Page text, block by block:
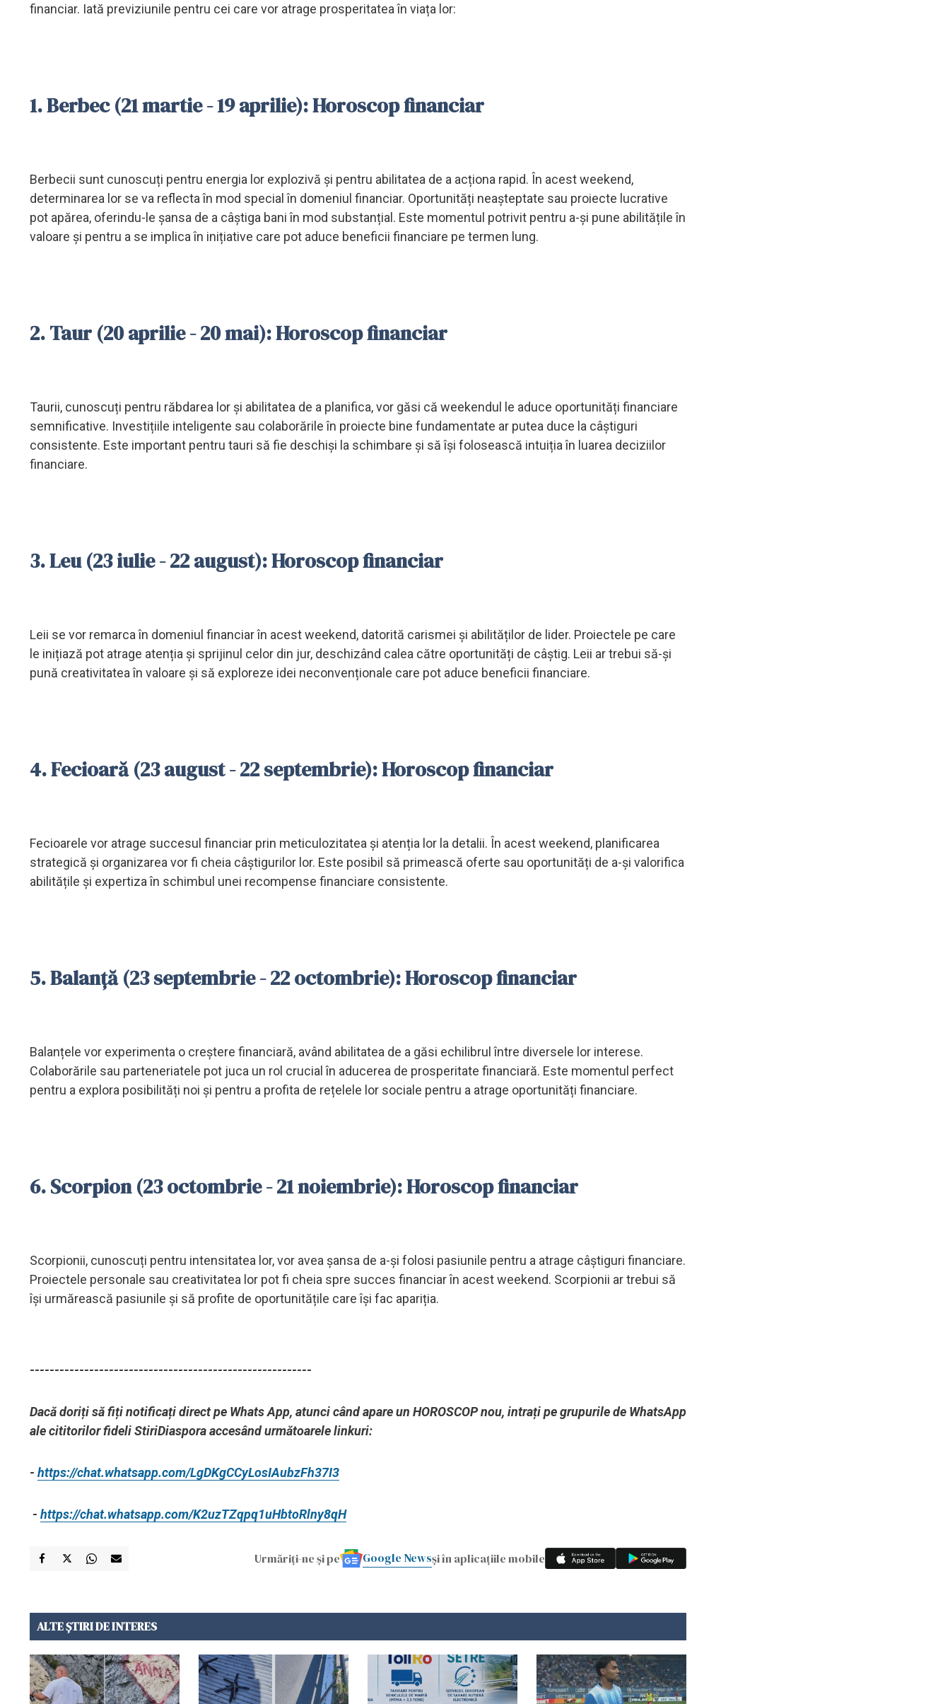
financiar. Iată previziunile pentru cei care vor atrage prosperitatea în viața lor:
1. Berbec (21 martie - 19 aprilie): Horoscop financiar
Berbecii sunt cunoscuți pentru energia lor explozivă și pentru abilitatea de a acționa rapid. În acest weekend,
determinarea lor se va reflecta în mod special în domeniul financiar. Oportunități neașteptate sau proiecte lucrative
pot apărea, oferindu-le șansa de a câștiga bani în mod substanțial. Este momentul potrivit pentru a-și pune abilitățile în
valoare și pentru a se implica în inițiative care pot aduce beneficii financiare pe termen lung.
2. Taur (20 aprilie - 20 mai): Horoscop financiar
Taurii, cunoscuți pentru răbdarea lor și abilitatea de a planifica, vor găsi că weekendul le aduce oportunități financiare
semnificative. Investițiile inteligente sau colaborările în proiecte bine fundamentate ar putea duce la câștiguri
consistente. Este important pentru tauri să fie deschiși la schimbare și să își folosească intuiția în luarea deciziilor
financiare.
3. Leu (23 iulie - 22 august): Horoscop financiar
Leii se vor remarca în domeniul financiar în acest weekend, datorită carismei și abilităților de lider. Proiectele pe care
le inițiază pot atrage atenția și sprijinul celor din jur, deschizând calea către oportunități de câștig. Leii ar trebui să-și
pună creativitatea în valoare și să exploreze idei neconvenționale care pot aduce beneficii financiare.
4. Fecioară (23 august - 22 septembrie): Horoscop financiar
Fecioarele vor atrage succesul financiar prin meticulozitatea și atenția lor la detalii. În acest weekend, planificarea
strategică și organizarea vor fi cheia câștigurilor lor. Este posibil să primească oferte sau oportunități de a-și valorifica
abilitățile și expertiza în schimbul unei recompense financiare consistente.
5. Balanță (23 septembrie - 22 octombrie): Horoscop financiar
Balanțele vor experimenta o creștere financiară, având abilitatea de a găsi echilibrul între diversele lor interese.
Colaborările sau parteneriatele pot juca un rol crucial în aducerea de prosperitate financiară. Este momentul perfect
pentru a explora posibilități noi și pentru a profita de rețelele lor sociale pentru a atrage oportunități financiare.
6. Scorpion (23 octombrie - 21 noiembrie): Horoscop financiar
Scorpionii, cunoscuți pentru intensitatea lor, vor avea șansa de a-și folosi pasiunile pentru a atrage câștiguri financiare.
Proiectele personale sau creativitatea lor pot fi cheia spre succes financiar în acest weekend. Scorpionii ar trebui să
își urmărească pasiunile și să profite de oportunitățile care își fac apariția.
---------------------------------------------------------
Dacă doriți să fiți notificați direct pe Whats App, atunci când apare un HOROSCOP nou, intrați pe grupurile de WhatsApp
ale cititorilor fideli StiriDiaspora accesând următoarele linkuri:
- https://chat.whatsapp.com/LgDKgCCyLosIAubzFh37I3
- https://chat.whatsapp.com/K2uzTZqpq1uHbtoRlny8qH
Urmăriți-ne și pe Google Newsși în aplicațiile mobile
ALTE ȘTIRI DE INTERES